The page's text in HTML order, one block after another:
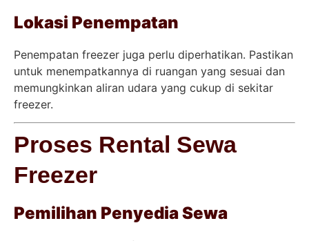
Lokasi Penempatan
Penempatan freezer juga perlu diperhatikan. Pastikan
untuk menempatkannya di ruangan yang sesuai dan
memungkinkan aliran udara yang cukup di sekitar
freezer.
Proses Rental Sewa
Freezer
Pemilihan Penyedia Sewa